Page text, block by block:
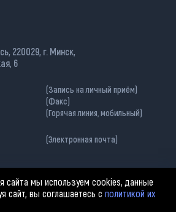
220029, г. Минск,
6
(Запись на личный приём)
(Факс)
(Горячая линия, мобильный)
(Электронная почта)
сайта мы используем cookies, данные
сайт, вы соглашаетесь сполитикой их